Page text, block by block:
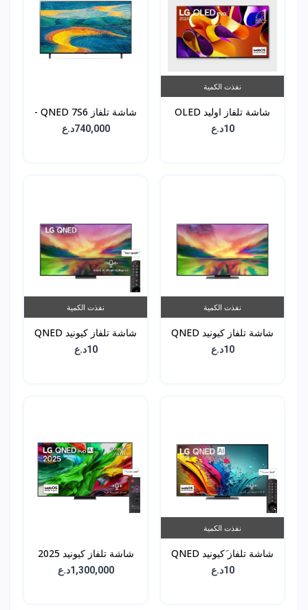
نفذت الكمية
شاشة تلفاز اوليد OLED
10د.ع
شاشة تلفاز QNED 7S6 -
حجم 55 انش -740,000د.ع
نفذت الكمية
شاشة تلفاز كيونيد QNED
10د.ع
نفذت الكمية
شاشة تلفاز كيونيد QNED
10د.ع
نفذت الكمية
شاشة تلفاز َكيونيد QNED
10د.ع
شاشة تلفاز كيونيد 2025
1,300,000د.ع